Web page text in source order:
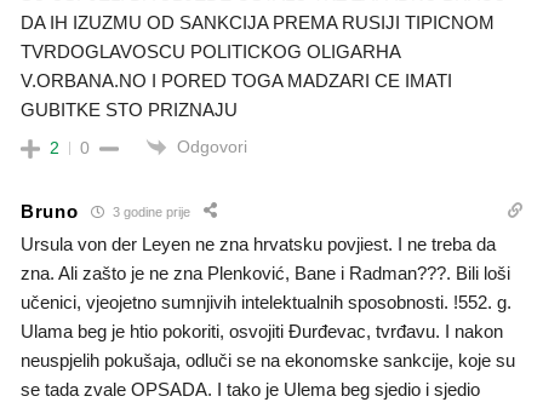
DA IH IZUZMU OD SANKCIJA PREMA RUSIJI TIPICNOM
TVRDOGLAVOSCU POLITICKOG OLIGARHA
V.ORBANA.NO I PORED TOGA MADZARI CE IMATI
GUBITKE STO PRIZNAJU
2 0 Odgovori
Bruno 3 godine prije
Ursula von der Leyen ne zna hrvatsku povjiest. I ne treba da
zna. Ali zašto je ne zna Plenković, Bane i Radman???. Bili loši
učenici, vjeojetno sumnjivih intelektualnih sposobnosti. !552. g.
Ulama beg je htio pokoriti, osvojiti Đurđevac, tvrđavu. I nakon
neuspjelih pokušaja, odluči se na ekonomske sankcije, koje su
se tada zvale OPSADA. I tako je Ulema beg sjedio i sjedio